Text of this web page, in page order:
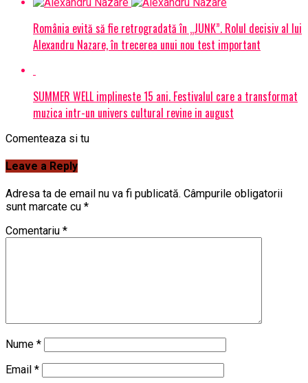
România evită să fie retrogradată în „JUNK”. Rolul decisiv al lui
Alexandru Nazare, în trecerea unui nou test important
SUMMER WELL implineste 15 ani. Festivalul care a transformat
muzica intr-un univers cultural revine in august
Comenteaza si tu
Leave a Reply
Adresa ta de email nu va fi publicată. Câmpurile obligatorii
sunt marcate cu *
Comentariu *
Nume *
Email *